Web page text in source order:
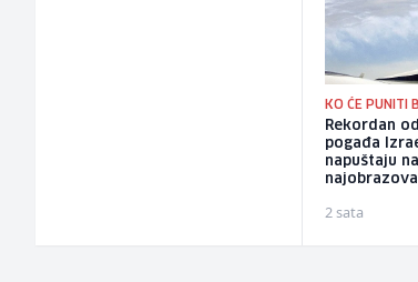
KO ĆE PUNITI
Rekordan
pogađa
napuštaju
2 sata